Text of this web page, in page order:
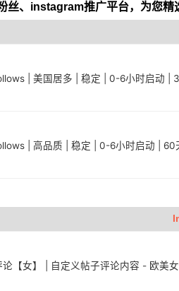
丝、instagram推广平台，为您
| 美国居多 | 稳定 | 0-6小时启动 |
| 高品质 | 稳定 | 0-6小时启动 | 60
【女】 | 自定义帖子评论内容 - 欧美